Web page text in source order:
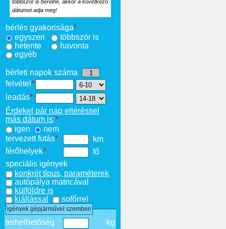
többször is bérelne, akkor a következő
dátumot adja meg!
bérlés gyakorisága*
egyszeri
többször is
hetente
havonta
egyéb
bérleti napok száma
felvétel *
leadás*
Érdekel pár nap eltéréssel
más dátum is:*
igen
nem
tervezett futás*
km
férőhelyek*
fő
speciális igények
konkrét típus, paraméterek
autópálya matricával
külföldre is
kiállással
sofőrrel
igények gépjárművel szemben
terhelhetőség
kg